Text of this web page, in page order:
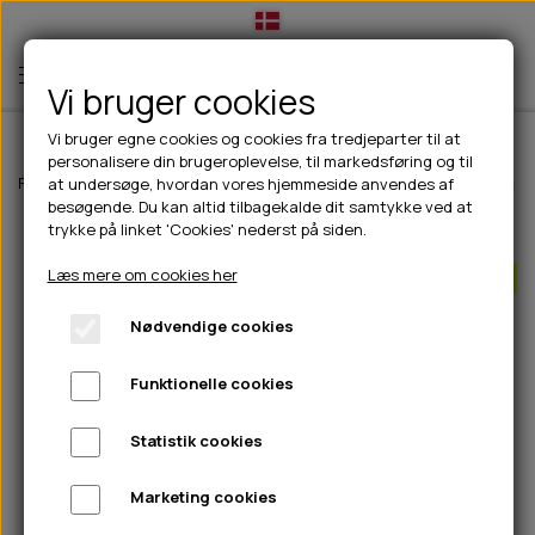
TIL HUND
💧FODER- VANDSKÅLE
CHICOPEE
GODBIDSTASKE
HALSBÅND
🦴 GODBIDDER & SNACKS
🍖 SMAGSVARIANTER
🎾 LEGETØJ
TÆNDER, ØRE, ØJE, POTER & NÆSE
🐾 UDSTYR & KOMFORT
TIL HUNDEEJER
DRIKKEFLASKER/TERMOFLASKER
HUER OG VANTER
PINEWOOD SALES
TIL KAT
TILBUD
NYHEDER
ABONNEMENT
Forside Til hunde Godbidder & Snacks Kornfri godbidder til hunde
UDSOLGT
Vi bruger cookies
Vi bruger egne cookies og cookies fra tredjeparter til at
personalisere din brugeroplevelse, til markedsføring og til
at undersøge, hvordan vores hjemmeside anvendes af
besøgende. Du kan altid tilbagekalde dit samtykke ved at
trykke på linket 'Cookies' nederst på siden.
Læs mere om cookies her
Nødvendige cookies
Funktionelle cookies
Statistik cookies
Marketing cookies